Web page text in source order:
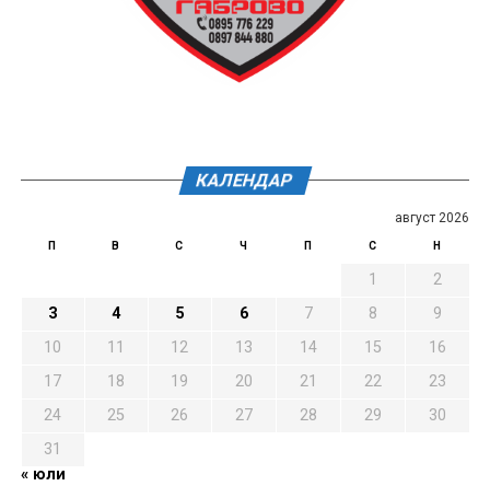
КАЛЕНДАР
август 2026
П В С Ч П С Н
1
2
3
4 5 6 7 8
9
10
11 12 13 14 15
16
17
18 19 20 21 22
23
24
25 26 27 28 29
30
31
« юли